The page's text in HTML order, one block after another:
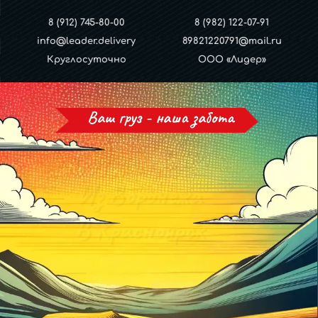
8 (912) 745-80-00 8 (982) 122-07-91
info@leader.delivery 89821220791@mail.ru
Круглосуточно ООО «Лидер»
Ваш груз - наша забота
Грузоперевозки
Из Воронежа
В Красноярск
И обратно!